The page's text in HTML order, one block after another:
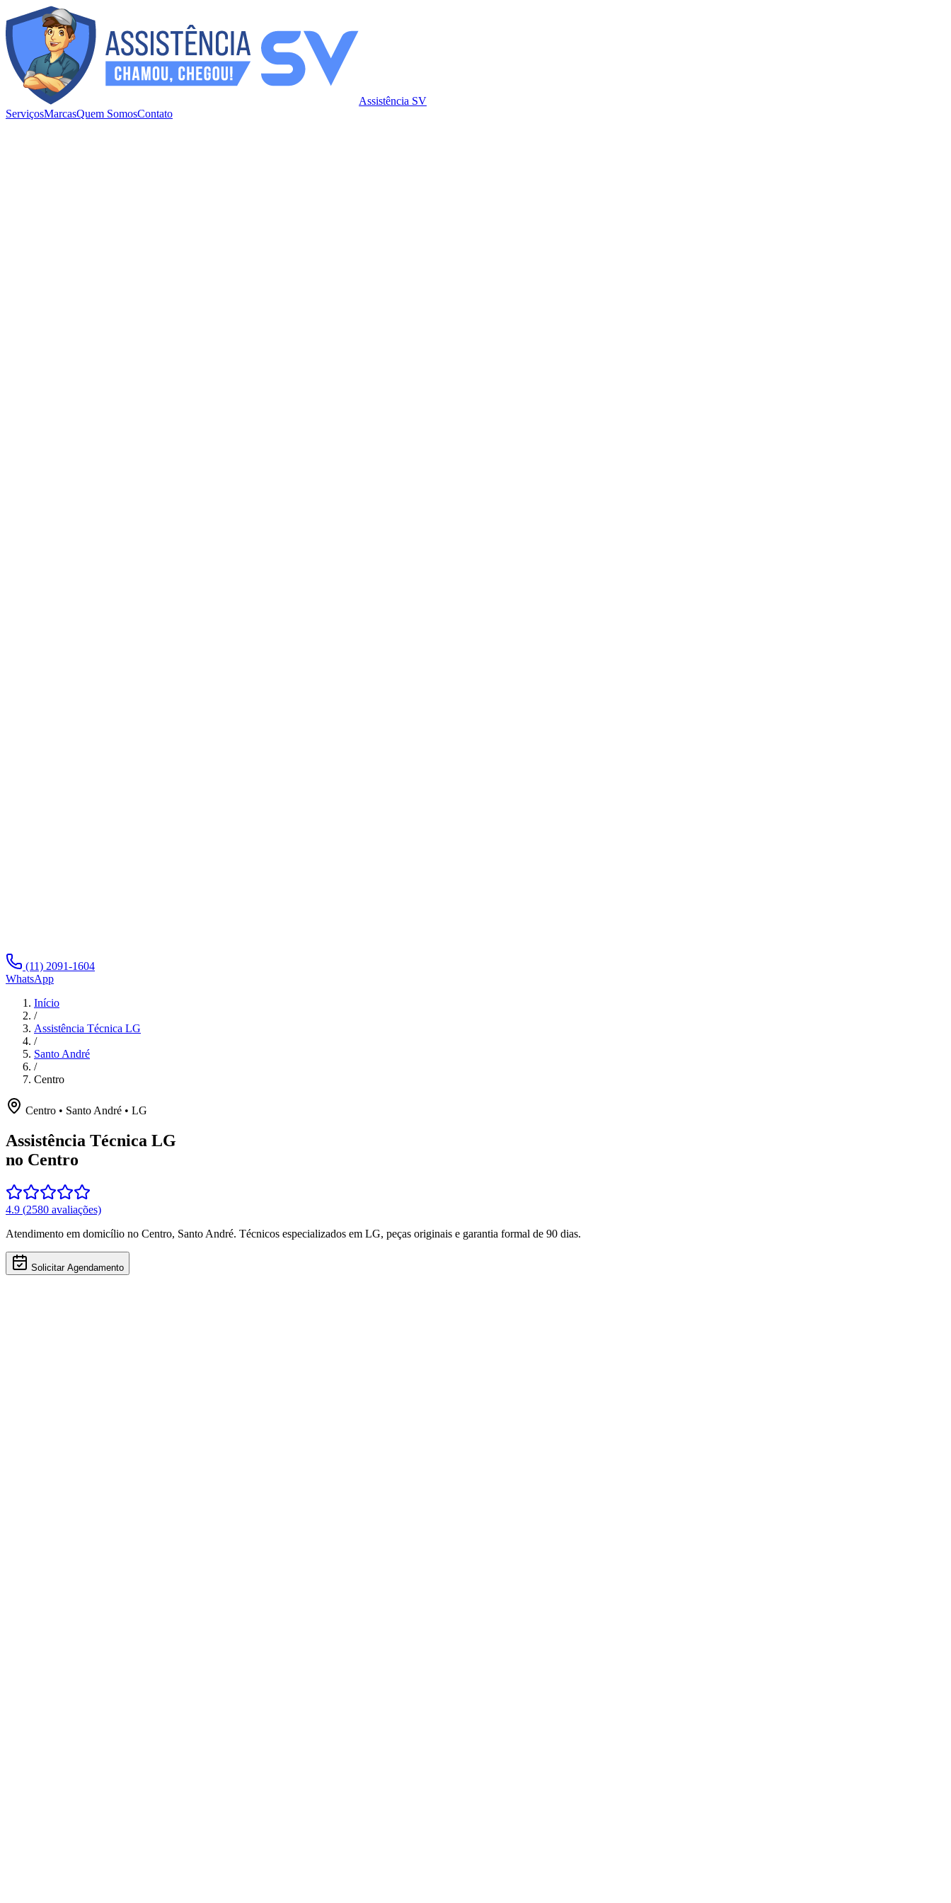
Assistência SV
ServiçosMarcasQuem SomosContato
(11) 2091-1604
WhatsApp
Início
/
Assistência Técnica LG
/
Santo André
/
Centro
Centro • Santo André • LG
Assistência Técnica LG
no Centro
4.9 (2580 avaliações)
Atendimento em domicílio no Centro, Santo André. Técnicos especializados em LG, peças originais e garantia formal de 90 dias.
Solicitar Agendamento